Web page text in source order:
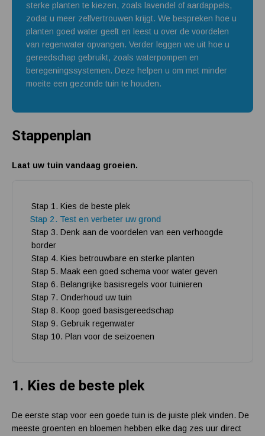
sterke planten te kiezen, zoals lavendel of aardappels,
zodat u meer zelfvertrouwen krijgt. We bespreken hoe u
planten goed water geeft en leest u over de voordelen
van regenwater opvangen. Verder leggen we uit hoe u
gereedschap gebruikt, zoals waterpompen en
beregeningssystemen. Deze helpen u om met minder
moeite een gezonde tuin te houden.
Stappenplan
Laat uw tuin vandaag groeien.
Stap 1. Kies de beste plek
Stap 2. Test en verbeter uw grond
Stap 3. Denk aan de voordelen van een verhoogde
border
Stap 4. Kies betrouwbare en sterke planten
Stap 5. Maak een goed schema voor water geven
Stap 6. Belangrijke basisregels voor tuinieren
Stap 7. Onderhoud uw tuin
Stap 8. Koop goed basisgereedschap
Stap 9. Gebruik regenwater
Stap 10. Plan voor de seizoenen
1. Kies de beste plek
De eerste stap voor een goede tuin is de juiste plek vinden. De
meeste groenten en bloemen hebben elke dag zes uur direct